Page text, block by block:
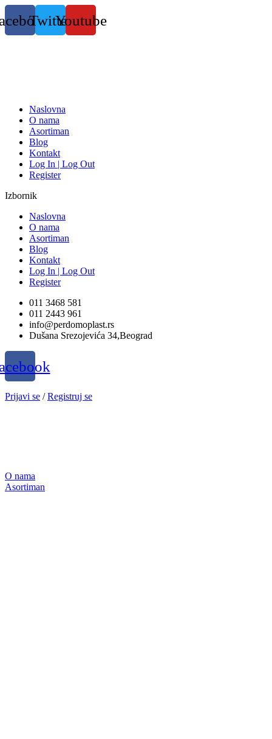
Skočite
na
sadržaj
TwitterYoutube
Naslovna
O nama
Asortiman
Blog
Kontakt
Log In | Log Out
Register
Izbornik
Naslovna
O nama
Asortiman
Blog
Kontakt
Log In | Log Out
Register
011 3468 581
011 2443 961
info@perdomoplast.rs
Dušana Srezojevića 34,Beograd
Prijavi se /Registruj se
O nama
Asortiman